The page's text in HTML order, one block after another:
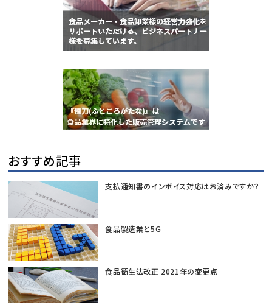
おすすめ記事
支払通知書のインボイス対応はお済みですか？
食品製造業と5G
食品衛生法改正 2021年の変更点